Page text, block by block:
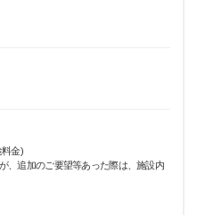
料金)
、追加のご要望等あった際は、施設内